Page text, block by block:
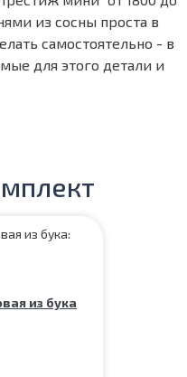
из сосны проста в
самостоятельно - в
для этого детали и
из бука